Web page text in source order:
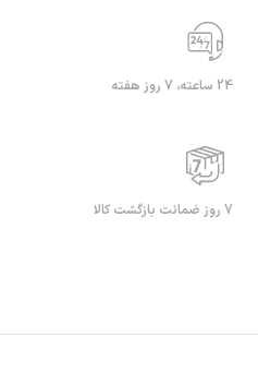
24 ساعته، 7 روز هفته
7 روز ضمانت بازگشت کالا